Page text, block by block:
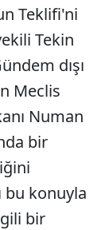
Teklifi'ni
Tekin
dışı
Meclis
Numan
bir
bu konuyla
bir